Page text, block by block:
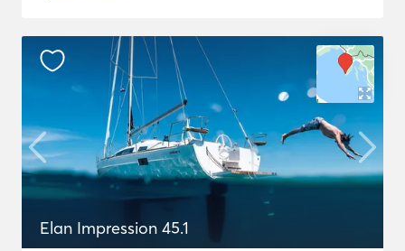
Elan Impression 45.1